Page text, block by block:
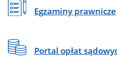
Egzaminy prawnicze
Portal opłat